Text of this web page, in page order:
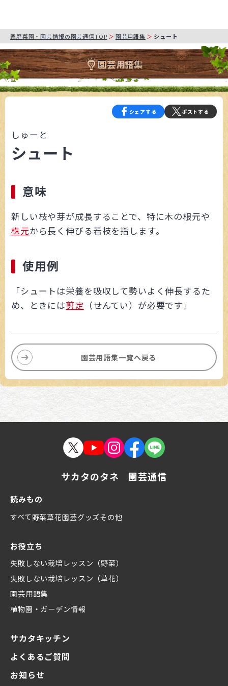
家庭菜園・園芸情報の園芸通信TOP 園芸用語集 シュート
園芸用語集
シェアする ポストする
しゅーと
シュート
意味
新しい枝や芽が成長することで、特に木の根元や
株元から長く伸びる若枝を指します。
使用例
「シュートは栄養を吸収して勢いよく伸長するた
め、ときには剪定 （せんてい）が必要です」
園芸用語集一覧へ戻る
サカタのタネ 園芸通信
読みもの
すべて野菜草花園芸グッズその他
お役立ち
失敗しない栽培レッスン（野菜）
失敗しない栽培レッスン（草花）
園芸用語集
植物園・ガーデン情報
サカタキッチン
よくあるご質問
お知らせ